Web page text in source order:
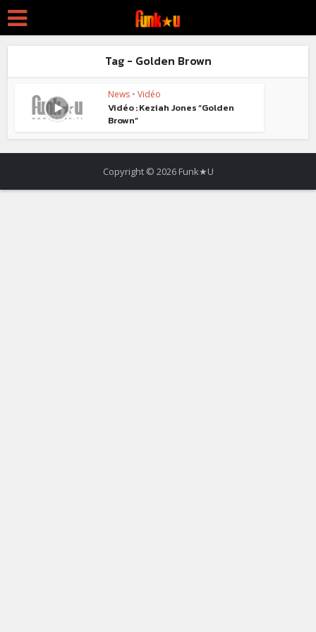
Tag - Golden Brown
News • Vidéo
Vidéo : Keziah Jones “Golden
Brown”
Copyright © 2026 Funk★U